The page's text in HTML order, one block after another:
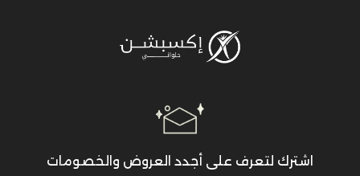
اشترك لتعرف على أجدد العروض والخصومات